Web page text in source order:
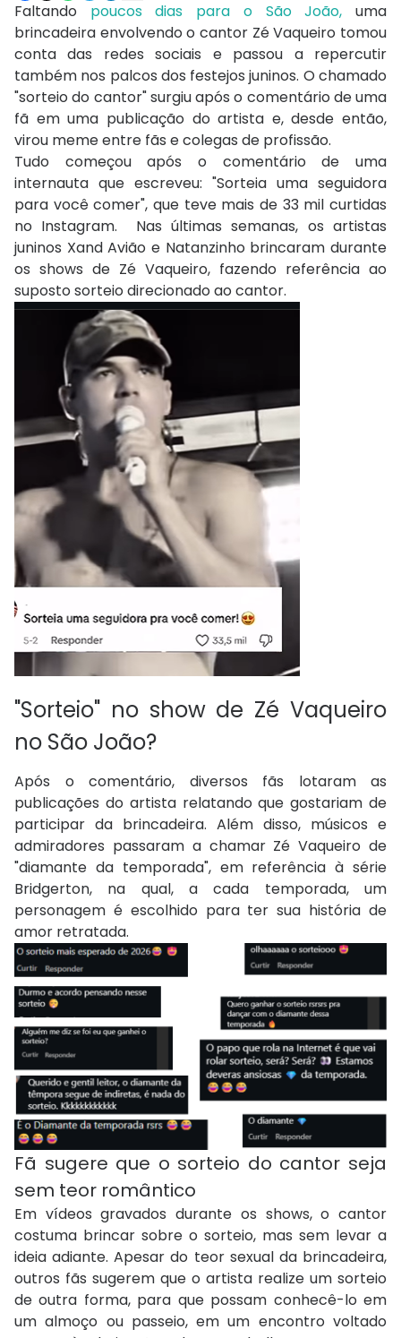
Faltando poucos dias para o São João, uma
brincadeira envolvendo o cantor Zé Vaqueiro tomou
conta das redes sociais e passou a repercutir
também nos palcos dos festejos juninos. O chamado
"sorteio do cantor" surgiu após o comentário de uma
fã em uma publicação do artista e, desde então,
virou meme entre fãs e colegas de profissão.
Tudo começou após o comentário de uma
internauta que escreveu: "Sorteia uma seguidora
para você comer", que teve mais de 33 mil curtidas
no Instagram. Nas últimas semanas, os artistas
juninos Xand Avião e Natanzinho brincaram durante
os shows de Zé Vaqueiro, fazendo referência ao
suposto sorteio direcionado ao cantor.
"Sorteio" no show de Zé Vaqueiro
no São João?
Após o comentário, diversos fãs lotaram as
publicações do artista relatando que gostariam de
participar da brincadeira. Além disso, músicos e
admiradores passaram a chamar Zé Vaqueiro de
"diamante da temporada", em referência à série
Bridgerton, na qual, a cada temporada, um
personagem é escolhido para ter sua história de
amor retratada.
Fã sugere que o sorteio do cantor seja
sem teor romântico
Em vídeos gravados durante os shows, o cantor
costuma brincar sobre o sorteio, mas sem levar a
ideia adiante. Apesar do teor sexual da brincadeira,
outros fãs sugerem que o artista realize um sorteio
de outra forma, para que possam conhecê-lo em
um almoço ou passeio, em um encontro voltado